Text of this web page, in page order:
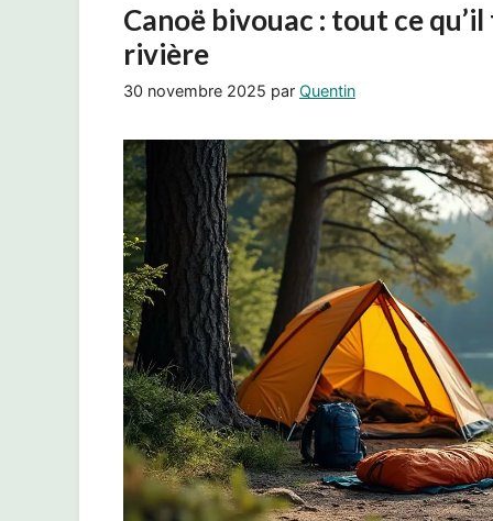
Canoë bivouac : tout ce
rivière
30 novembre 2025 par Quentin